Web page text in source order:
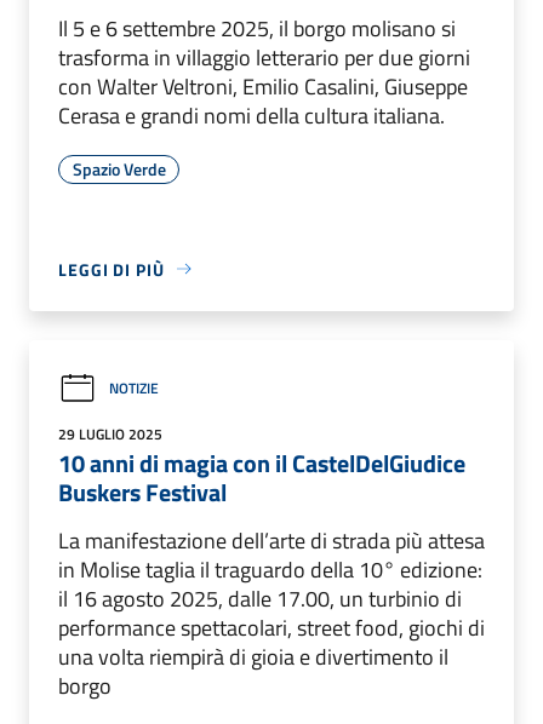
Il 5 e 6 settembre 2025, il borgo molisano si
trasforma in villaggio letterario per due giorni
con Walter Veltroni, Emilio Casalini, Giuseppe
Cerasa e grandi nomi della cultura italiana.
Spazio Verde
LEGGI DI PIÙ
NOTIZIE
29 LUGLIO 2025
10 anni di magia con il CastelDelGiudice
Buskers Festival
La manifestazione dell’arte di strada più attesa
in Molise taglia il traguardo della 10° edizione:
il 16 agosto 2025, dalle 17.00, un turbinio di
performance spettacolari, street food, giochi di
una volta riempirà di gioia e divertimento il
borgo